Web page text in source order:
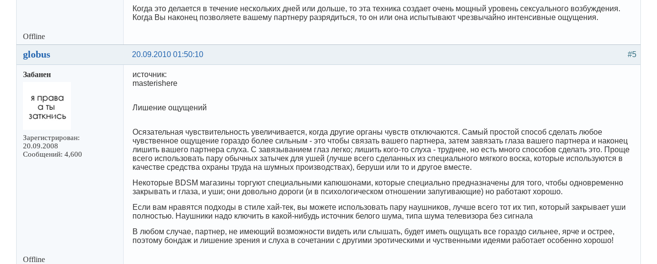
Когда это делается в течение нескольких дней или дольше, то эта техника создает очень мощный уровень сексуального возбуждения.
Когда Вы наконец позволяете вашему партнеру разрядиться, то он или она испытывают чрезвычайно интенсивные ощущения.
Offline
#5
20.09.2010 01:50:10
globus
Забанен
Зарегистрирован:
20.09.2008
Сообщений: 4,600
источник:
masterishere
Лишение ощущений
Осязательная чувствительность увеличивается, когда другие органы чувств отключаются. Самый простой способ сделать любое
чувственное ощущение гораздо более сильным - это чтобы связать вашего партнера, затем завязать глаза вашего партнера и наконец
лишить вашего партнера слуха. С завязыванием глаз легко; лишить кого-то слуха - труднее, но есть много способов сделать это. Проще
всего использовать пару обычных затычек для ушей (лучше всего сделанных из специального мягкого воска, которые используются в
качестве средства охраны труда на шумных производствах), беруши или то и другое вместе.
Некоторые BDSM магазины торгуют специальными капюшонами, которые специально предназначены для того, чтобы одновременно
закрывать и глаза, и уши; они довольно дороги (и в психологическом отношении запугивающие) но работают хорошо.
Если вам нравятся подходы в стиле хай-тек, вы можете использовать пару наушников, лучше всего тот их тип, который закрывает уши
полностью. Наушники надо ключить в какой-нибудь источник белого шума, типа шума телевизора без сигнала
В любом случае, партнер, не имеющий возможности видеть или слышать, будет иметь ощущать все гораздо сильнее, ярче и острее,
поэтому бондаж и лишение зрения и слуха в сочетании с другими эротическими и чуственными идеями работает особенно хорошо!
Offline